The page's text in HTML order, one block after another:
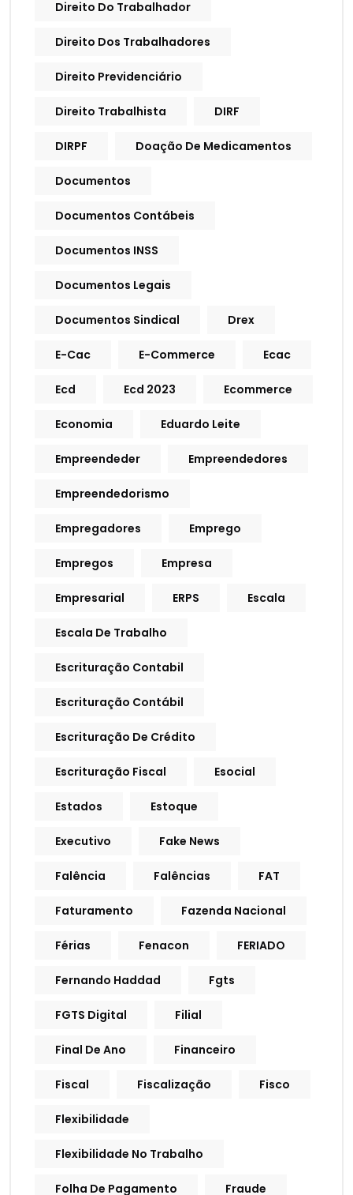
Direito Do Trabalhador
Direito Dos Trabalhadores
Direito Previdenciário
Direito Trabalhista DIRF
DIRPF Doação De Medicamentos
Documentos
Documentos Contábeis
Documentos INSS
Documentos Legais
Documentos Sindical Drex
E-Cac E-Commerce Ecac
Ecd Ecd 2023 Ecommerce
Economia Eduardo Leite
Empreendeder Empreendedores
Empreendedorismo
Empregadores Emprego
Empregos Empresa
Empresarial ERPS Escala
Escala De Trabalho
Escrituração Contabil
Escrituração Contábil
Escrituração De Crédito
Escrituração Fiscal Esocial
Estados Estoque
Executivo Fake News
Falência Falências FAT
Faturamento Fazenda Nacional
Férias Fenacon FERIADO
Fernando Haddad Fgts
FGTS Digital Filial
Final De Ano Financeiro
Fiscal Fiscalização Fisco
Flexibilidade
Flexibilidade No Trabalho
Folha De Pagamento Fraude